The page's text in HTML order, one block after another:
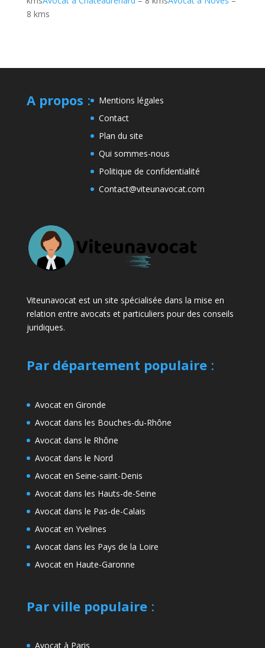
8 kms
A propos :
Mentions légales
Contact
Plan du site
Qui sommes-nous
Politique de confidentialité
Contact@viteunavocat.com
Viteunavocat est un site spécialisée dans la mise en
relation entre avocats et particuliers pour des conseils
juridiques.
Par département populaire:
Avocat en Gironde
Avocat dans les Bouches-du-Rhône
Avocat dans le Rhône
Avocat dans le Nord
Avocat en Seine-saint-Denis
Avocat dans les Hauts-de-Seine
Avocat dans le Pas-de-Calais
Avocat en Yvelines
Avocat dans les Pays de la Loire
Avocat en Haute-Garonne
Par ville populaire:
Avocat à Paris